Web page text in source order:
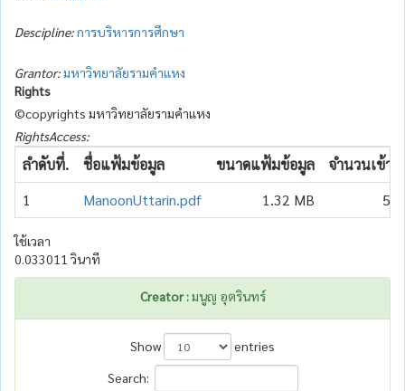
Descipline:การบริหารการศึกษา
Grantor:มหาวิทยาลัยรามคำแหง
Rights
©copyrights มหาวิทยาลัยรามคำแหง
RightsAccess:
ลำดับที่. ชื่อแฟ้มข้อมูล ขนาดแฟ้มข้อมูล
จำนวนเข้าถึ
1
ManoonUttarin.pdf 1.32 MB
ใช้เวลา
0.033011 วินาที
Creator :มนูญ อุตรินทร์
Show
entries
Search: